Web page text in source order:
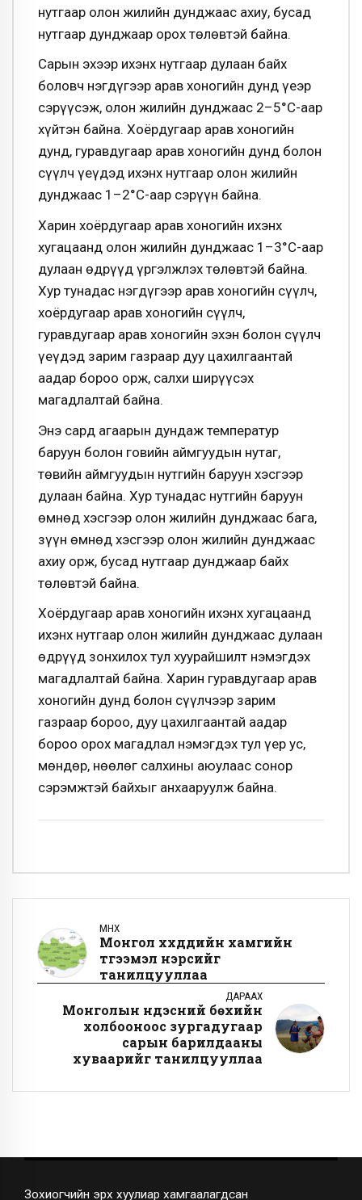
нутгаар олон жилийн дунджаас ахиу, бусад
нутгаар дунджаар орох төлөвтэй байна.
Сарын эхээр ихэнх нутгаар дулаан байх
боловч нэгдүгээр арав хоногийн дунд үеэр
сэрүүсэж, олон жилийн дунджаас 2–5°С-аар
хүйтэн байна. Хоёрдугаар арав хоногийн
дунд, гуравдугаар арав хоногийн дунд болон
сүүлч үеүдэд ихэнх нутгаар олон жилийн
дунджаас 1–2°С-аар сэрүүн байна.
Харин хоёрдугаар арав хоногийн ихэнх
хугацаанд олон жилийн дунджаас 1–3°С-аар
дулаан өдрүүд үргэлжлэх төлөвтэй байна.
Хур тунадас нэгдүгээр арав хоногийн сүүлч,
хоёрдугаар арав хоногийн сүүлч,
гуравдугаар арав хоногийн эхэн болон сүүлч
үеүдэд зарим газраар дуу цахилгаантай
аадар бороо орж, салхи ширүүсэх
магадлалтай байна.
Энэ сард агаарын дундаж температур
баруун болон говийн аймгуудын нутаг,
төвийн аймгуудын нутгийн баруун хэсгээр
дулаан байна. Хур тунадас нутгийн баруун
өмнөд хэсгээр олон жилийн дунджаас бага,
зүүн өмнөд хэсгээр олон жилийн дунджаас
ахиу орж, бусад нутгаар дунджаар байх
төлөвтэй байна.
Хоёрдугаар арав хоногийн ихэнх хугацаанд
ихэнх нутгаар олон жилийн дунджаас дулаан
өдрүүд зонхилох тул хуурайшилт нэмэгдэх
магадлалтай байна. Харин гуравдугаар арав
хоногийн дунд болон сүүлчээр зарим
газраар бороо, дуу цахилгаантай аадар
бороо орох магадлал нэмэгдэх тул үер ус,
мөндөр, нөөлөг салхины аюулаас сонор
сэрэмжтэй байхыг анхааруулж байна.
ӨМНӨХ
Монгол хүүхдүүдийн хамгийн
түгээмэл нэрсийг
танилцууллаа
ДАРААХ
Монголын үндэсний бөхийн
холбооноос зургадугаар
сарын барилдааны
хуваарийг танилцууллаа
Зохиогчийн эрх хуулиар хамгаалагдсан